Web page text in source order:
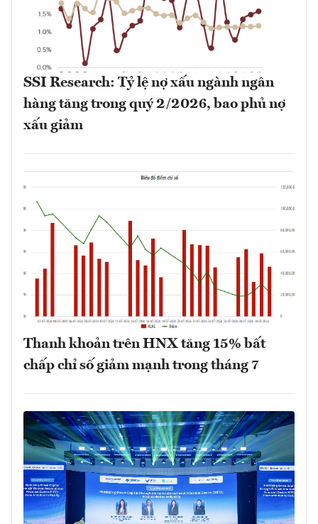
SSI Research: Tỷ lệ nợ xấu ngành ngân
hàng tăng trong quý 2/2026, bao phủ nợ
xấu giảm
Thanh khoản trên HNX tăng 15% bất
chấp chỉ số giảm mạnh trong tháng 7